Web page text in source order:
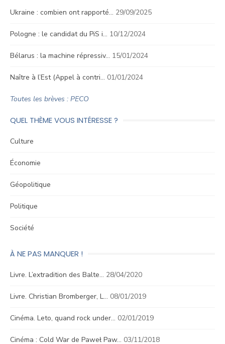
Ukraine : combien ont rapporté… 29/09/2025
Pologne : le candidat du PiS i… 10/12/2024
Bélarus : la machine répressiv… 15/01/2024
Naître à l’Est (Appel à contri… 01/01/2024
Toutes les brèves : PECO
QUEL THÈME VOUS INTÉRESSE ?
Culture
Économie
Géopolitique
Politique
Société
À NE PAS MANQUER !
Livre. L’extradition des Balte… 28/04/2020
Livre. Christian Bromberger, L… 08/01/2019
Cinéma. Leto, quand rock under… 02/01/2019
Cinéma : Cold War de Paweł Paw… 03/11/2018